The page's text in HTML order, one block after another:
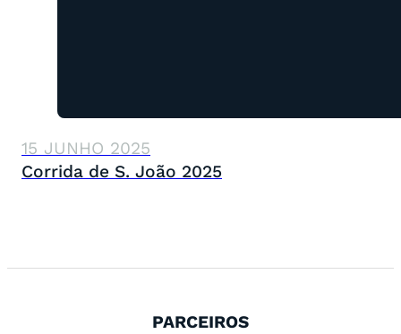
15 JUNHO 2025
Corrida de S. João 2025
PARCEIROS